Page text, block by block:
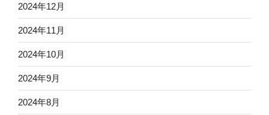
2024年12月
2024年11月
2024年10月
2024年9月
2024年8月